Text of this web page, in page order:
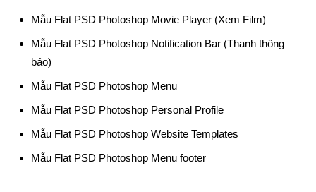
Mẫu Flat PSD Photoshop Movie Player (Xem Film)
Mẫu Flat PSD Photoshop Notification Bar (Thanh thông
báo)
Mẫu Flat PSD Photoshop Menu
Mẫu Flat PSD Photoshop Personal Profile
Mẫu Flat PSD Photoshop Website Templates
Mẫu Flat PSD Photoshop Menu footer